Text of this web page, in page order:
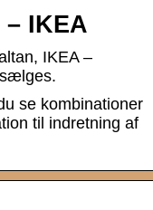
IKEA
IKEA –
se kombinationer
til indretning af